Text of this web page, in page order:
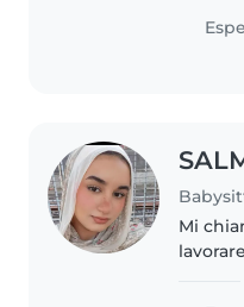
Lambrate. Sono
come
Mi